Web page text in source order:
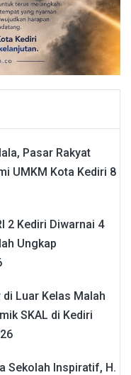
Pasar Rakyat
UMKM Kota Kediri 8
2 Kediri Diwarnai 4
Ungkap
Luar Kelas Malah
SKAL di Kediri
Sekolah Inspiratif, H.